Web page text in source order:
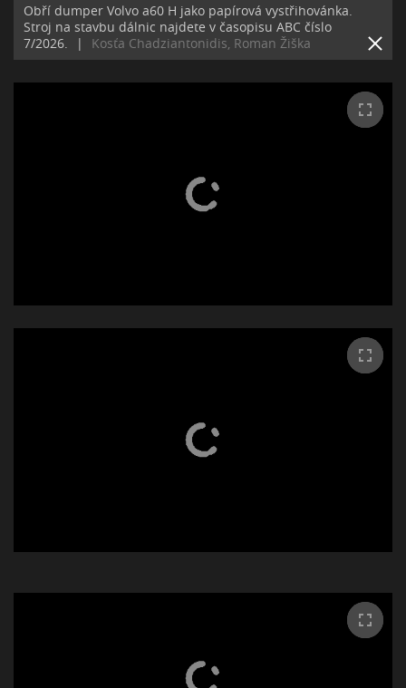
Obří dumper Volvo a60 H jako papírová vystřihovánka.
Stroj na stavbu dálnic najdete v časopisu ABC číslo
7/2026.
| Kosťa Chadziantonidis, Roman Žiška